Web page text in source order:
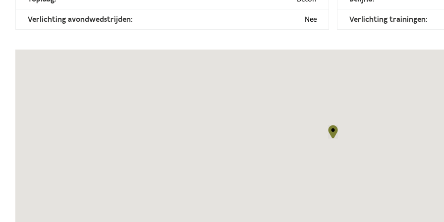
Verlichting avondwedstrijden: Nee Verlichting trainingen: